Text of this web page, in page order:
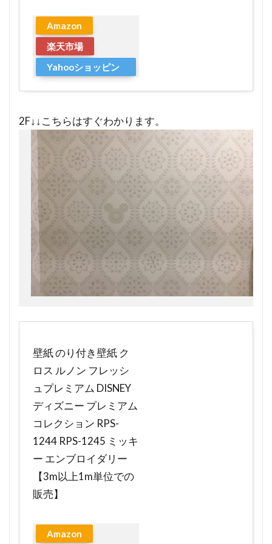
Amazon
楽天市場
Yahooショッピン
2F↓↓こちらはすぐわかります。
壁紙 のり付き壁紙 ク
ロス ルノン フレッシ
ュプレミアム DISNEY
ディズニー プレミアム
コレクション RPS-
1244 RPS-1245 ミッキ
ー エンブロイダリー
【3m以上1m単位での
販売】
Amazon